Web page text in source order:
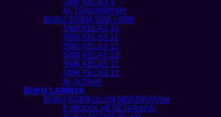
SMP KELAS 9
M. TSANAWIYAH
BUKU SISWA SMA / SMK
SMA KELAS 10
SMA KELAS 11
SMA KELAS 12
SMK KELAS 10
SMK KELAS 11
SMK KELAS 12
M. ALIYAH
BUKU LAINNYA
BUKU KURIKULUM MERDEKA
E-MODUL KESETARAAN